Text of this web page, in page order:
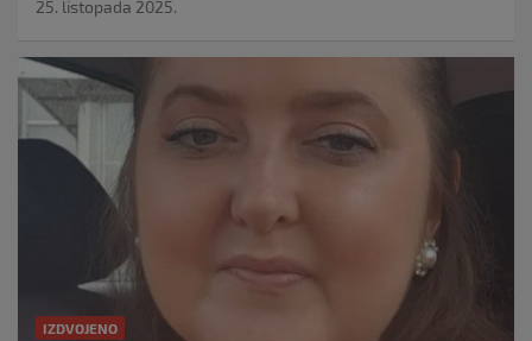
25. listopada 2025.
IZDVOJENO